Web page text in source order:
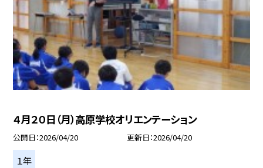
４月２０日（月）高原学校オリエンテーション
公開日 2026/04/20 更新日 2026/04/20
１年